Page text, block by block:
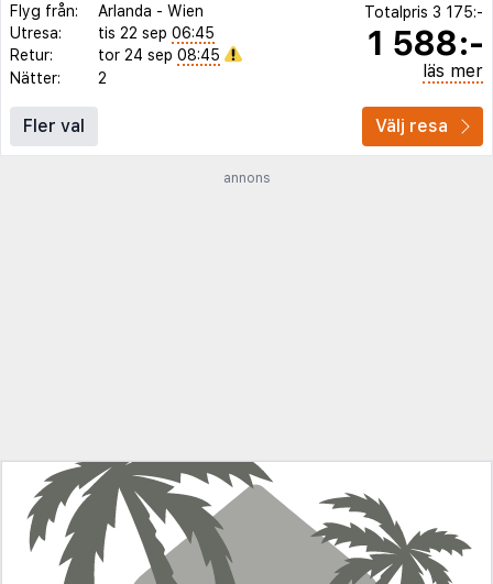
Flyg från: Arlanda - Wien
Utresa:
tis 22 sep 06:45
Retur:
tor 24 sep 08:45
Nätter:
2
Totalpris 3 175:-
1 588:-
läs mer
Fler val Välj resa
annons